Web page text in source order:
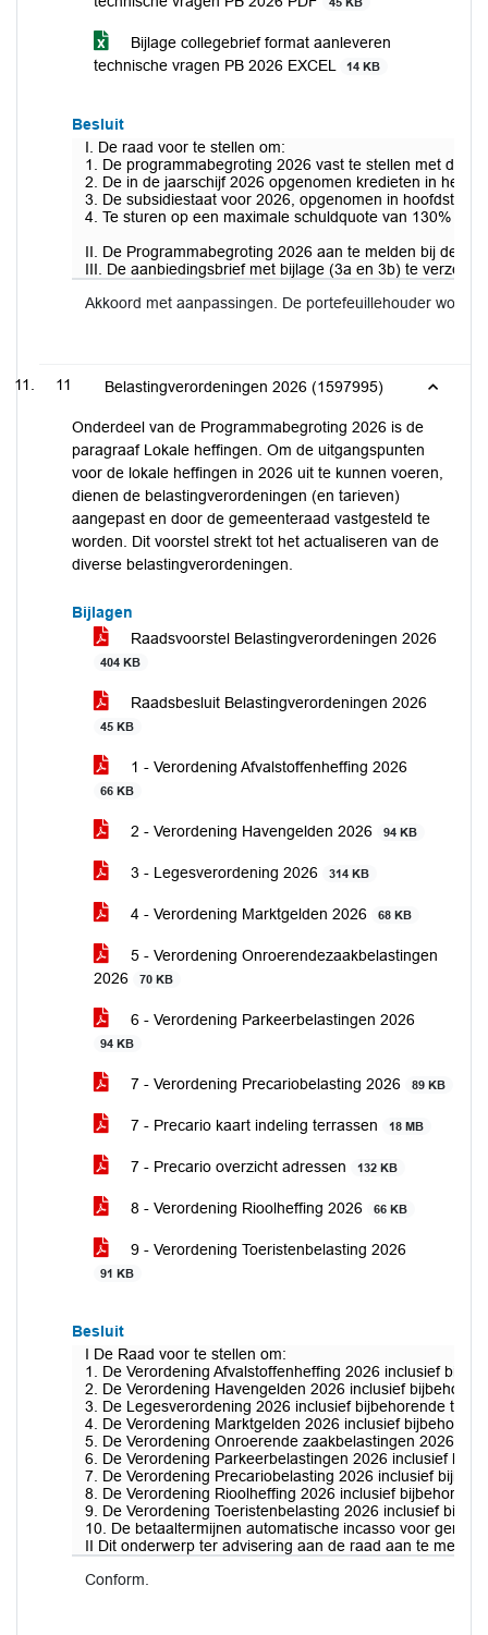
Bijlage collegebrief format aanleveren
technische vragen PB 2026 EXCEL
14 KB
Besluit
I. De raad voor te stellen om:
1. De programmabegroting 2026 vast te stellen met
2. De in de jaarschijf 2026 opgenomen kredieten in het
3. De subsidiestaat voor 2026, opgenomen in hoofdstuk
4. Te sturen op een maximale schuldquote van 130%
II. De Programmabegroting 2026 aan te melden bij de
III. De aanbiedingsbrief met bijlage (3a en 3b) te
Akkoord met aanpassingen. De portefeuillehouder wordt
11 Belastingverordeningen 2026 (1597995)
Onderdeel van de Programmabegroting 2026 is de
paragraaf Lokale heffingen. Om de uitgangspunten
voor de lokale heffingen in 2026 uit te kunnen voeren,
dienen de belastingverordeningen (en tarieven)
aangepast en door de gemeenteraad vastgesteld te
worden. Dit voorstel strekt tot het actualiseren van de
diverse belastingverordeningen.
Bijlagen
Raadsvoorstel Belastingverordeningen 2026
404 KB
Raadsbesluit Belastingverordeningen 2026
45 KB
1 - Verordening Afvalstoffenheffing 2026
66 KB
2 - Verordening Havengelden 2026 94 KB
3 - Legesverordening 2026 314 KB
4 - Verordening Marktgelden 2026 68 KB
5 - Verordening Onroerendezaakbelastingen
2026
70 KB
6 - Verordening Parkeerbelastingen 2026
94 KB
7 - Verordening Precariobelasting 2026 89 KB
7 - Precario kaart indeling terrassen 18 MB
7 - Precario overzicht adressen 132 KB
8 - Verordening Rioolheffing 2026 66 KB
9 - Verordening Toeristenbelasting 2026
91 KB
Besluit
I De Raad voor te stellen om:
1. De Verordening Afvalstoffenheffing 2026 inclusief
2. De Verordening Havengelden 2026 inclusief
3. De Legesverordening 2026 inclusief bijbehorende
4. De Verordening Marktgelden 2026 inclusief
5. De Verordening Onroerende zaakbelastingen 2026
6. De Verordening Parkeerbelastingen 2026 inclusief
7. De Verordening Precariobelasting 2026 inclusief
8. De Verordening Rioolheffing 2026 inclusief
9. De Verordening Toeristenbelasting 2026 inclusief
10. De betaaltermijnen automatische incasso voor
II Dit onderwerp ter advisering aan de raad aan te
Conform.